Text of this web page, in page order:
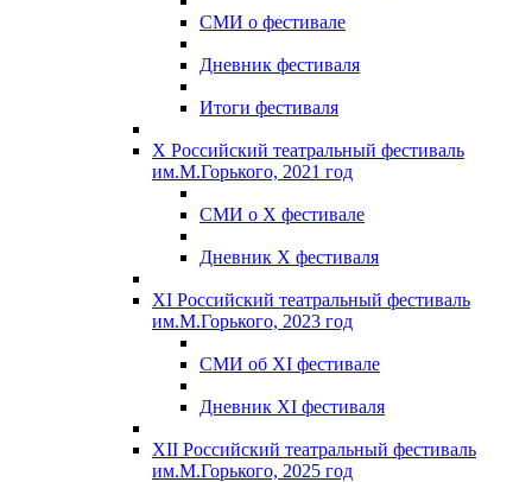
СМИ о фестивале
Дневник фестиваля
Итоги фестиваля
X Российский театральный фестиваль
им.М.Горького, 2021 год
СМИ о X фестивале
Дневник X фестиваля
XI Российский театральный фестиваль
им.М.Горького, 2023 год
СМИ об XI фестивале
Дневник XI фестиваля
XII Российский театральный фестиваль
им.М.Горького, 2025 год